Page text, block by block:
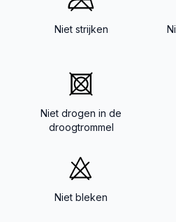
Niet strijken
Niet drogen in de
droogtrommel
Niet bleken